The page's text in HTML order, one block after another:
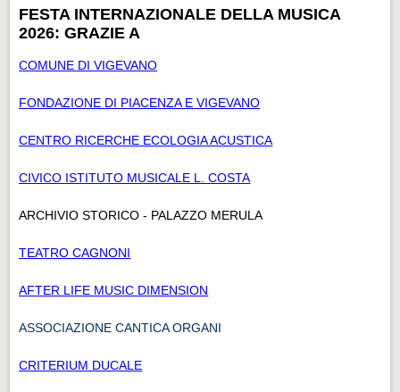
FESTA INTERNAZIONALE DELLA MUSICA
2026: GRAZIE A
COMUNE DI VIGEVANO
FONDAZIONE DI PIACENZA E VIGEVANO
CENTRO RICERCHE ECOLOGIA ACUSTICA
CIVICO ISTITUTO MUSICALE L. COSTA
ARCHIVIO STORICO - PALAZZO MERULA
TEATRO CAGNONI
AFTER LIFE MUSIC DIMENSION
ASSOCIAZIONE CANTICA ORGANI
CRITERIUM DUCALE